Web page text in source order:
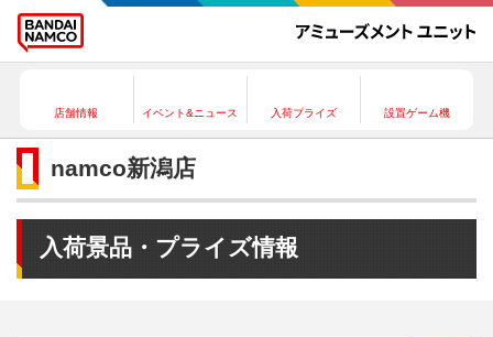
店舗情報 イベント&ニュース 入荷プライズ 設置ゲーム機
namco新潟店
入荷景品・プライズ情報